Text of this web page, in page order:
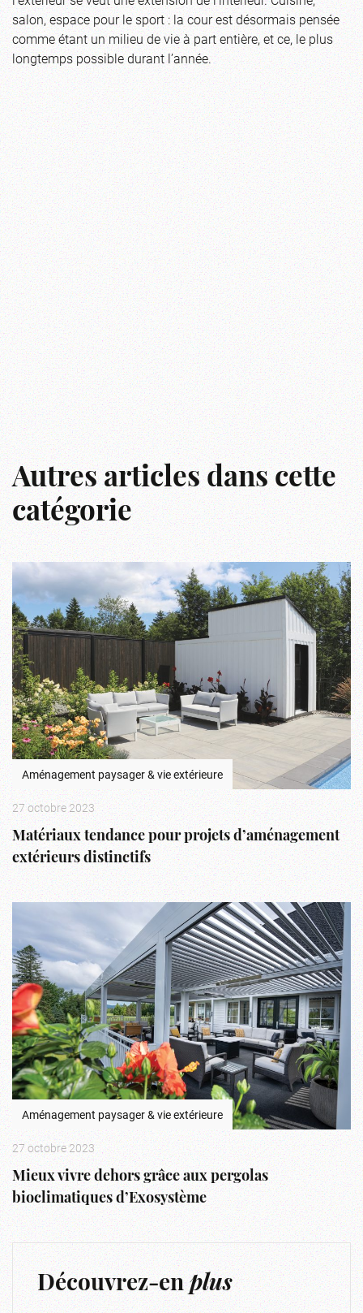
salon, espace pour le sport : la cour est désormais pensée
comme étant un milieu de vie à part entière, et ce, le plus
longtemps possible durant l’année.
Autres articles dans cette
catégorie
Aménagement paysager & vie extérieure
27 octobre 2023
Matériaux tendance pour projets d’aménagement
extérieurs distinctifs
Aménagement paysager & vie extérieure
27 octobre 2023
Mieux vivre dehors grâce aux pergolas
bioclimatiques d’Exosystème
Découvrez-enplus